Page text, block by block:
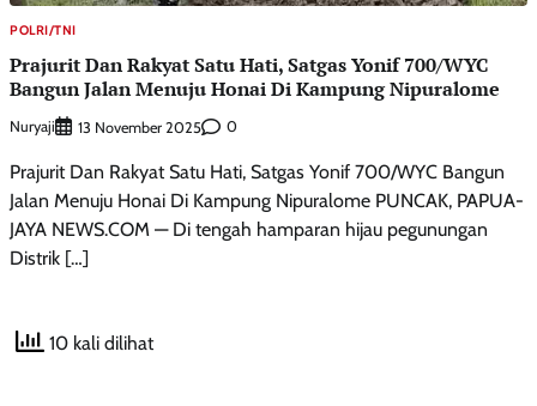
POLRI/TNI
Prajurit Dan Rakyat Satu Hati, Satgas Yonif 700/WYC
Bangun Jalan Menuju Honai Di Kampung Nipuralome
Nuryaji 13 November 2025 0
Prajurit Dan Rakyat Satu Hati, Satgas Yonif 700/WYC Bangun
Jalan Menuju Honai Di Kampung Nipuralome PUNCAK, PAPUA-
JAYA NEWS.COM — Di tengah hamparan hijau pegunungan
Distrik […]
10 kali dilihat